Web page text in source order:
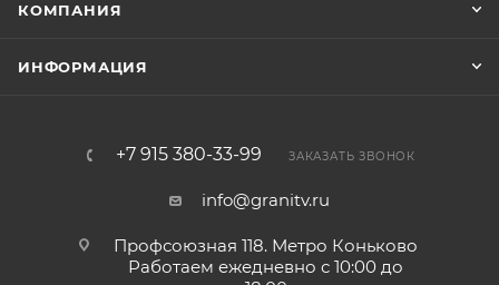
КОМПАНИЯ
ИНФОРМАЦИЯ
+7 915 380-33-99 ЗАКАЗАТЬ ЗВОНОК
info@granitv.ru
Профсоюзная 118. Метро Коньково
Работаем ежедневно с 10:00 до